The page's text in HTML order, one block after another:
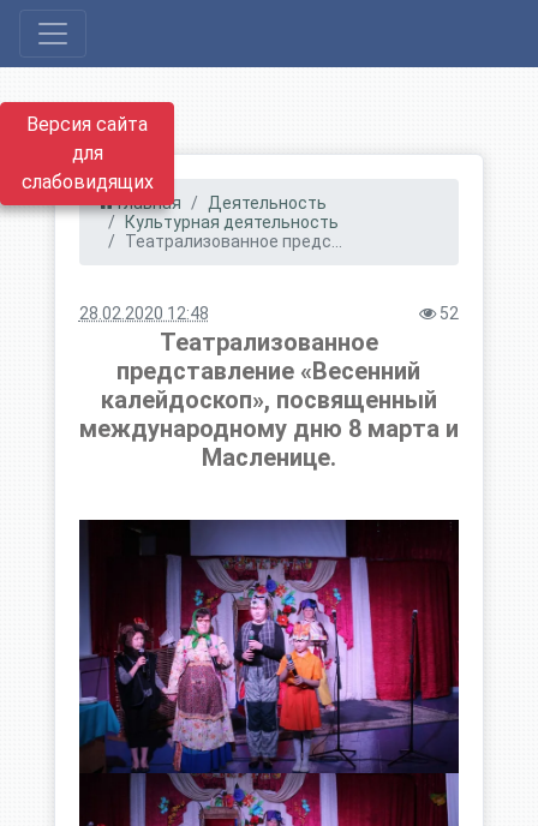
Версия сайта
для
слабовидящих
Главная
Деятельность
Культурная деятельность
Театрализованное предс...
28.02.2020 12:48 52
Театрализованное
представление «Весенний
калейдоскоп», посвященный
международному дню 8 марта и
Масленице.